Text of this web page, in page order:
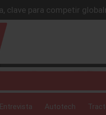
clave para competir
su estrategia de
estrategia logística: Karam
del transporte:
sostendrán
Entrevista Autotech